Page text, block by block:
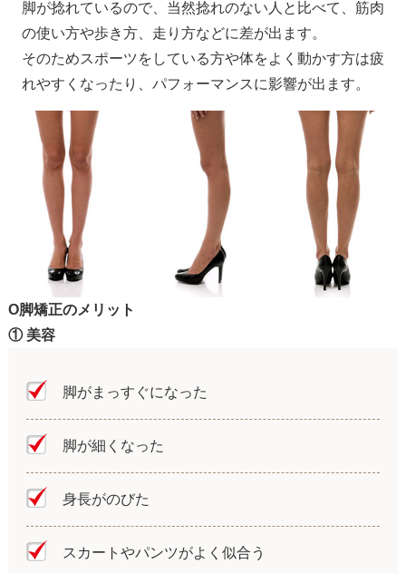
脚が捻れているので、当然捻れのない人と比べて、筋肉
の使い方や歩き方、走り方などに差が出ます。
そのためスポーツをしている方や体をよく動かす方は疲
れやすくなったり、パフォーマンスに影響が出ます。
O脚矯正のメリット
① 美容
脚がまっすぐになった
脚が細くなった
身長がのびた
スカートやパンツがよく似合う